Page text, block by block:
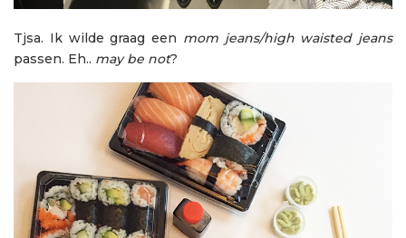
Tjsa. Ik wilde graag een mom jeans/high waisted jeans
passen. Eh.. may be not?